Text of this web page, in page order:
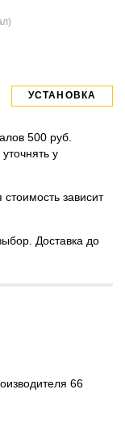
УСТАНОВКА
500 руб.
у
зависит
Доставка до
и СПБ.
отгрузки в ТК.
Привольная д 2,
66